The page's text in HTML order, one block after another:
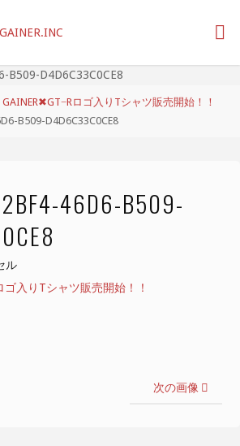
GAINER✖︎GT−Rロゴ入りTシャツ販売開始！！
B509-D4D6C33C0CE8
2BF4-46D6-B509-
ル
入りTシャツ販売開始！！
次の画像